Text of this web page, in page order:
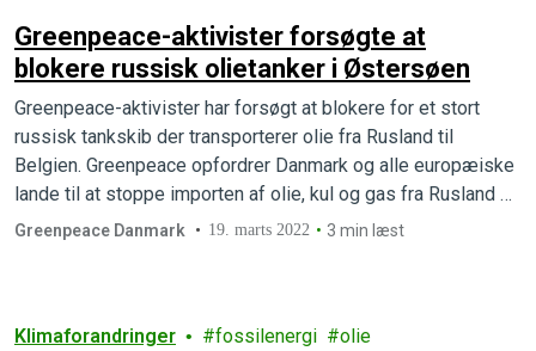
Greenpeace-aktivister forsøgte at
blokere russisk olietanker i Østersøen
Greenpeace-aktivister har forsøgt at blokere for et stort
russisk tankskib der transporterer olie fra Rusland til
Belgien. Greenpeace opfordrer Danmark og alle europæiske
lande til at stoppe importen af olie, kul og gas fra Rusland og
udfase al brug af fossil energi hurtigst som muligt.
Greenpeace Danmark 19. marts 2022 3 min læst
Klimaforandringer fossilenergi olie